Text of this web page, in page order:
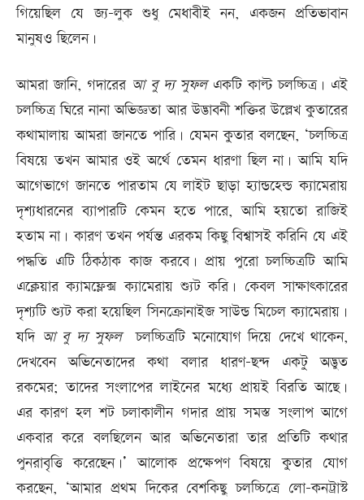
গিয়েছিল যে জ্য-লুক শুধু মেধাবীই নন, একজন প্রতিভাবান
মানুষও ছিলেন।
আমরা জানি, গদারের আ বু দ্য সুফলএকটি কাল্ট চলচ্চিত্র। এই
চলচ্চিত্র ঘিরে নানা অভিজ্ঞতা আর উদ্ভাবনী শক্তির উল্লেখ কুতারের
কথামালায় আমরা জানতে পারি। যেমন কুতার বলছেন, ‘চলচ্চিত্র
বিষয়ে তখন আমার ওই অর্থে তেমন ধারণা ছিল না। আমি যদি
আগেভাগে জানতে পারতাম যে লাইট ছাড়া হ্যান্ডহেল্ড ক্যামেরায়
দৃশ্যধারনের ব্যাপারটি কেমন হতে পারে, আমি হয়তো রাজিই
হতাম না। কারণ তখন পর্যন্ত এরকম কিছু বিশ্বাসই করিনি যে এই
পদ্ধতি এটি ঠিকঠাক কাজ করবে। প্রায় পুরো চলচ্চিত্রটি আমি
এক্লেয়ার ক্যামফ্লেক্স ক্যামেরায় শ্যুট করি। কেবল সাক্ষাৎকারের
দৃশ্যটি শ্যুট করা হয়েছিল সিনক্রোনাইজ সাউন্ড মিচেল ক্যামেরায়।
যদি আ বুদ্য সুফলচলচ্চিত্রটি মনোযোগ দিয়ে দেখে থাকেন,
দেখবেন অভিনেতাদের কথা বলার ধারণ-ছন্দ একটু অদ্ভুত
রকমের; তাদের সংলাপের লাইনের মধ্যে প্রায়ই বিরতি আছে।
এর কারণ হল শট চলাকালীন গদার প্রায় সমস্ত সংলাপ আগে
একবার করে বলছিলেন আর অভিনেতারা তার প্রতিটি কথার
পুনরাবৃত্তি করেছেন।’ আলোক প্রক্ষেপণ বিষয়ে কুতার যোগ
করছেন, ‘আমার প্রথম দিকের বেশকিছু চলচ্চিত্রে লো-কনট্রাস্ট